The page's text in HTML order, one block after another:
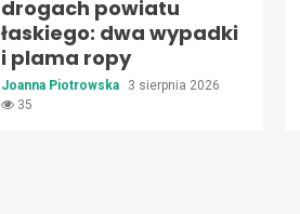
drogach powiatu
łaskiego: dwa wypadki
i plama ropy
Joanna Piotrowska
3 sierpnia 2026
35